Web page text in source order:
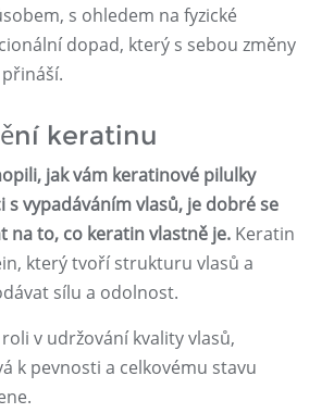
s ohledem na fyzické
dopad, který s sebou změny
keratinu
jak vám keratinové pilulky
vypadáváním vlasů, je dobré se
na to, co keratin vlastně je. Keratin
který tvoří strukturu vlasů a
sílu a odolnost.
v udržování kvality vlasů,
k pevnosti a celkovému stavu